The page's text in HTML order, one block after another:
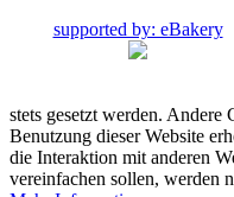
supported by: eBakery
stets gesetzt werden.
Benutzung dieser Website
die Interaktion mit anderen
vereinfachen sollen, werden